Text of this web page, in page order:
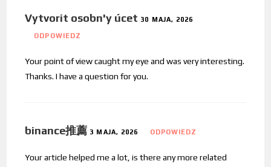
Vytvorit osobn'y úcet 30 MAJA, 2026
ODPOWIEDZ
Your point of view caught my eye and was very interesting.
Thanks. I have a question for you.
binance推薦 3 MAJA, 2026 ODPOWIEDZ
Your article helped me a lot, is there any more related